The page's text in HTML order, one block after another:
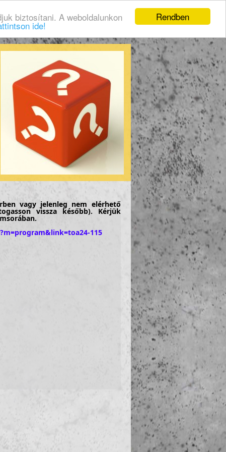
Rendben
biztosítani. A weboldalunkon
ide!
vagy jelenleg nem elérhető
vissza később). Kérjük
115